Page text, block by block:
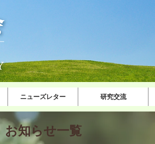
ニューズレター 研究交流
​お知ら​せ一覧